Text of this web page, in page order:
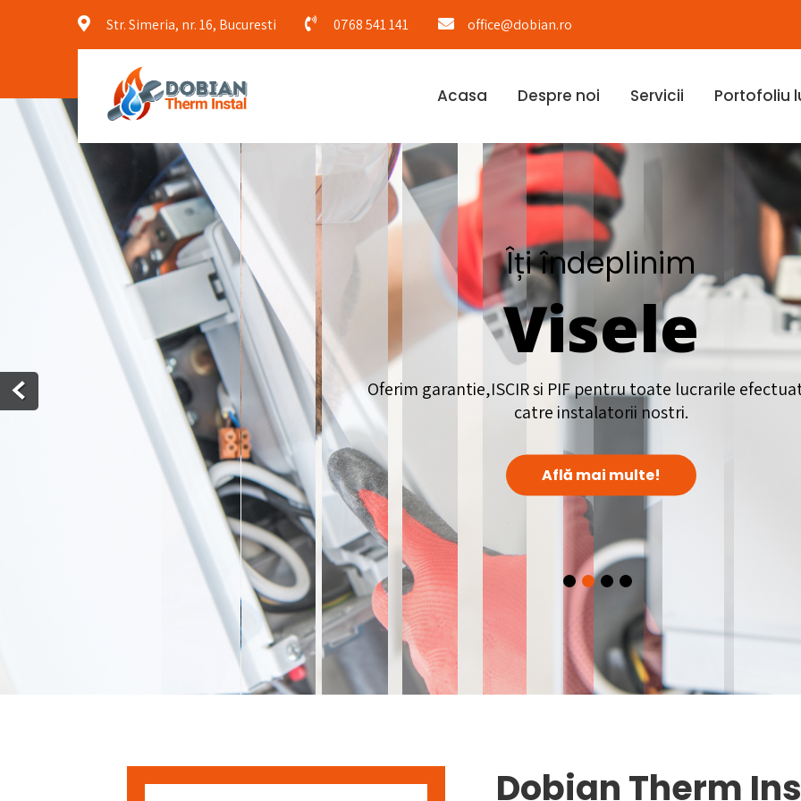
Str. Simeria, nr. 16, Bucuresti 0768 541 141 office@dobian.ro
Acasa Despre noi Servicii Portofoliu
Îți îndeplinim
Visele
Oferim garantie,ISCIR si PIF pentru toate lucrarile
catre instalatorii nostri.
Află mai multe!
Dobian Therm